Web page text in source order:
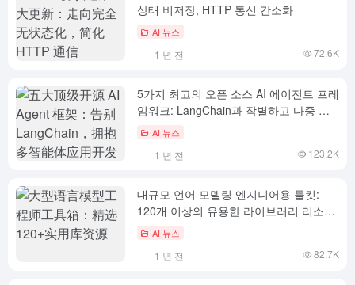
상태 비저장, HTTP 통신 간소화
AI 뉴스
1 년 전 72.6K
5가지 최고의 오픈 소스 AI 에이전트 프레
임워크: LangChain과 작별하고 다중 지
능 애플리케이션 개발 수용하기
AI 뉴스
1 년 전 123.2K
대규모 언어 모델링 엔지니어용 툴킷:
120개 이상의 유용한 라이브러리 리소스
모음AI 뉴스
1 년 전 82.7K